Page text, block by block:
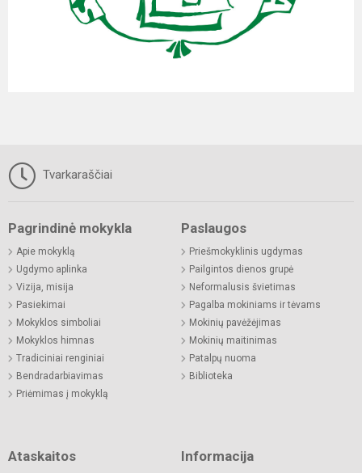
Tvarkaraščiai
Pagrindinė mokykla
Apie mokyklą
Ugdymo aplinka
Vizija, misija
Pasiekimai
Mokyklos simboliai
Mokyklos himnas
Tradiciniai renginiai
Bendradarbiavimas
Priėmimas į mokyklą
Paslaugos
Priešmokyklinis ugdymas
Pailgintos dienos grupė
Neformalusis švietimas
Pagalba mokiniams ir tėvams
Mokinių pavėžėjimas
Mokinių maitinimas
Patalpų nuoma
Biblioteka
Ataskaitos Informacija